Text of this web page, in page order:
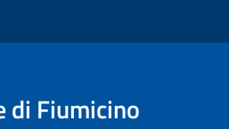
di Fiumicino